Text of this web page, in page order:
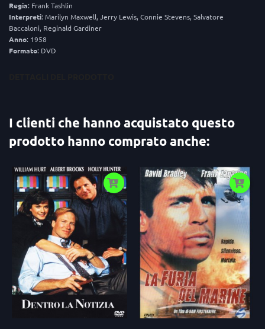
Regia: Frank Tashlin
Interpreti: Marilyn Maxwell, Jerry Lewis, Connie Stevens, Salvatore
Baccaloni, Reginald Gardiner
Anno: 1958
Formato: DVD
I clienti che hanno acquistato questo
prodotto hanno comprato anche: